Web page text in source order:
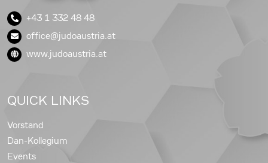
+43 1 332 48 48
office@judoaustria.at
www.judoaustria.at
QUICK LINKS
Vorstand
Dan-Kollegium
Events